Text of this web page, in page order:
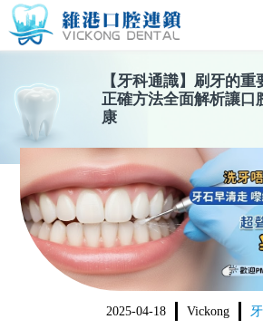
【 牙科通識】 刷牙的重
正確方法全面解析讓口
康
2025-04-18 Vickong